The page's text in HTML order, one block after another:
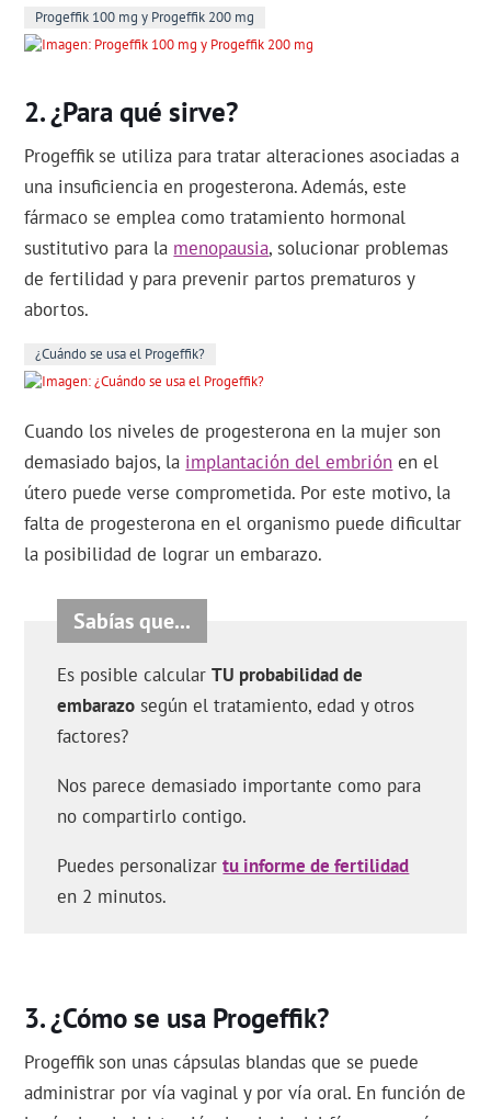
Progeffik 100 mg y Progeffik 200 mg
¿Para qué sirve?
Progeffik se utiliza para tratar alteraciones asociadas a
una insuficiencia en progesterona. Además, este
fármaco se emplea como tratamiento hormonal
sustitutivo para la menopausia, solucionar problemas
de fertilidad y para prevenir partos prematuros y
abortos.
¿Cuándo se usa el Progeffik?
Cuando los niveles de progesterona en la mujer son
demasiado bajos, la implantación del embrión en el
útero puede verse comprometida. Por este motivo, la
falta de progesterona en el organismo puede dificultar
la posibilidad de lograr un embarazo.
Es posible calcularTU probabilidad de
embarazo según el tratamiento, edad y otros
factores?
Nos parece demasiado importante como para
no compartirlo contigo.
Puedes personalizartu informe de fertilidad
en 2 minutos.
¿Cómo se usa Progeffik?
Progeffik son unas cápsulas blandas que se puede
administrar por vía vaginal y por vía oral. En función de